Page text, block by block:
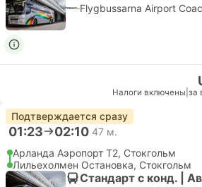
Flygbussarna Airport
Налоги включены за
Подтверждается сразу
01:23 02:10 47 м.
Арланда Аэропорт T2, Стокгольм
Лильехолмен Остановка, Стокгольм
Стандарт с конд. |